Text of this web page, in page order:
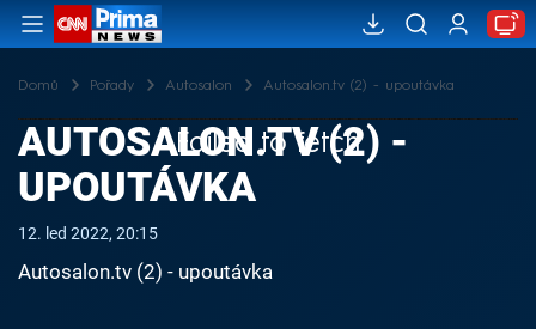
Domů Pořady Autosalon Autosalon.tv (2) - upoutávka
Failed to fetch
AUTOSALON.TV (2) -
UPOUTÁVKA
12. led 2022, 20:15
Autosalon.tv (2) - upoutávka